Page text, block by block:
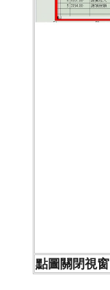
點圖關閉視窗